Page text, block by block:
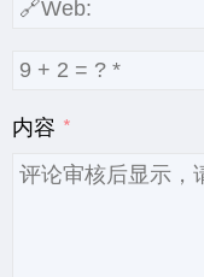
内容